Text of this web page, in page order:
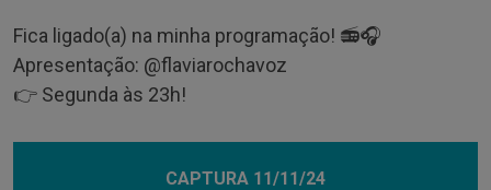
Fica ligado(a) na minha programação! 📻🎧
Apresentação: @‌flaviarochavoz
👉 Segunda às 23h!
CAPTURA 11/11/24